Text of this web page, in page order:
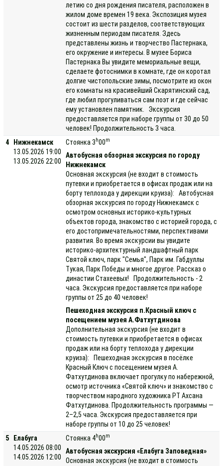
летию со дня рождения писателя, расположен в
жилом доме времен 19 века. Экспозиция музея
состоит из шести разделов, соответствующих
жизненным периодам писателя. Здесь
представлены жизнь и творчество Пастернака,
его окружение и интересы. В музее Бориса
Пастернака Вы увидите мемориальные вещи,
сделаете фотоснимки в комнате, где он коротал
долгие чистопольские зимы, посмотрите из окон
его комнаты на красивейший Скарятинский сад,
где любил прогуливаться сам поэт и где сейчас
ему установлен памятник. Экскурсия
предоставляется при наборе группы от 30 до 50
человек! Продолжительность 3 часа.
4
Нижнекамск
13.05.2026 19:00
13.05.2026 22:00
Стоянка 3 h00m
Автобусная обзорная экскурсия по городу
Нижнекамск
Основная экскурсия (не входит в стоимость
путевки и приобретается в офисах продаж или на
борту теплохода у дирекции круиза): Автобусная
обзорная экскурсия по городу Нижнекамск c
осмотром основных историко-культурных
объектов города, знакомство с историей города, с
его достопримечательностями, перспективами
развития. Во время экскурсии вы увидите
историко-архитектурный ландшафтный парк
Святой ключ, парк "Семья", Парк им. Габдуллы
Тукая, Парк Победы и многое другое. Рассказ о
династии Стахеевых! Продолжительность - 2
часа. Экскурсия предоставляется при наборе
группы от 25 до 40 человек!
Пешеходная экскурсия п.Красный ключ с
посещением музея А.Фатхутдинова
Дополнительная экскурсия (не входит в
стоимость путевки и приобретается в офисах
продаж или на борту теплохода у дирекции
круиза): Пешеходная экскурсия в посёлке
Красный Ключ с посещением музея А.
Фатхутдинова включает прогулку по набережной,
осмотр источника «Святой ключ» и знакомство с
творчеством народного художника РТ Ахсана
Фатхутдинова. Продолжительность программы —
2–2,5 часа. Экскурсия предоставляется при
наборе группы от 10 до 25 человек!
5
Елабуга
14.05.2026 08:00
14.05.2026 12:00
Стоянка 4h00m
Автобусная экскурсия «Елабуга Заповедная»
Основная экскурсия (не входит в стоимость